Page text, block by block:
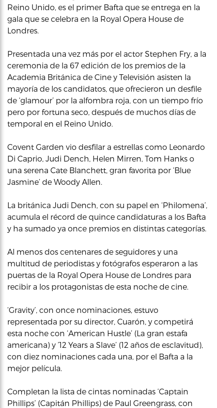
Reino Unido, es el primer Bafta que se entrega en la
gala que se celebra en la Royal Opera House de
Londres.
Presentada una vez más por el actor Stephen Fry, a la
ceremonia de la 67 edición de los premios de la
Academia Británica de Cine y Televisión asisten la
mayoría de los candidatos, que ofrecieron un desfile
de ‘glamour’ por la alfombra roja, con un tiempo frío
pero por fortuna seco, después de muchos días de
temporal en el Reino Unido.
Covent Garden vio desfilar a estrellas como Leonardo
Di Caprio, Judi Dench, Helen Mirren, Tom Hanks o
una serena Cate Blanchett, gran favorita por ‘Blue
Jasmine’ de Woody Allen.
La británica Judi Dench, con su papel en ‘Philomena’,
acumula el récord de quince candidaturas a los Bafta
y ha sumado ya once premios en distintas categorías.
Al menos dos centenares de seguidores y una
multitud de periodistas y fotógrafos esperaron a las
puertas de la Royal Opera House de Londres para
recibir a los protagonistas de esta noche de cine.
‘Gravity’, con once nominaciones, estuvo
representada por su director, Cuarón, y competirá
esta noche con ‘American Hustle’ (La gran estafa
americana) y ’12 Years a Slave’ (12 años de esclavitud),
con diez nominaciones cada una, por el Bafta a la
mejor película.
Completan la lista de cintas nominadas ‘Captain
Phillips’ (Capitán Phillips) de Paul Greengrass, con